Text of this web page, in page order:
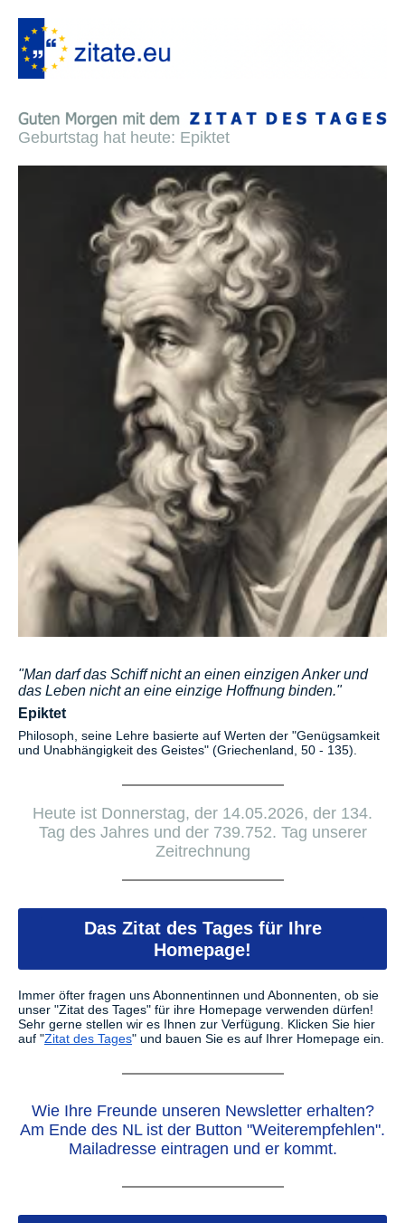
Geburtstag hat heute: Epiktet
"Man darf das Schiff nicht an einen einzigen Anker und
das Leben nicht an eine einzige Hoffnung binden."
Epiktet
Philosoph, seine Lehre basierte auf Werten der "Genügsamkeit
und Unabhängigkeit des Geistes" (Griechenland, 50 - 135).
Heute ist Donnerstag, der 14.05.2026, der 134.
Tag des Jahres und der 739.752. Tag unserer
Zeitrechnung
Das Zitat des Tages für Ihre
Homepage!
Immer öfter fragen uns Abonnentinnen und Abonnenten, ob sie
unser "Zitat des Tages" für ihre Homepage verwenden dürfen!
Sehr gerne stellen wir es Ihnen zur Verfügung. Klicken Sie hier
auf "Zitat des Tages" und bauen Sie es auf Ihrer Homepage ein.
Wie Ihre Freunde unseren Newsletter erhalten?
Am Ende des NL ist der Button "Weiterempfehlen".
Mailadresse eintragen und er kommt.